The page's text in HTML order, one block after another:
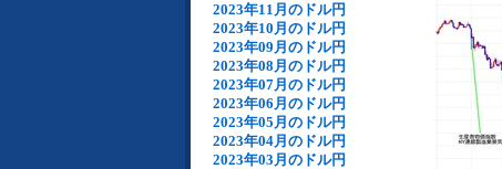
2023年11月のドル円
2023年10月のドル円
2023年09月のドル円
2023年08月のドル円
2023年07月のドル円
2023年06月のドル円
2023年05月のドル円
2023年04月のドル円
2023年03月のドル円